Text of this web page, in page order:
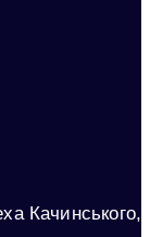
Качинського,